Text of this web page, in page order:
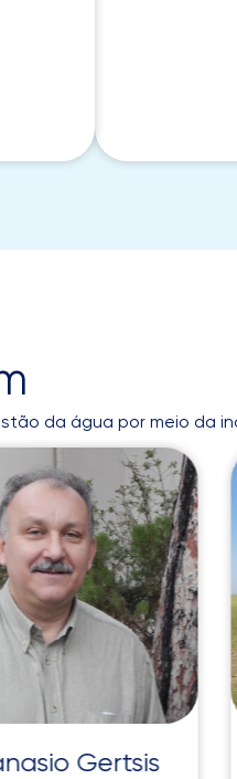
da água por meio da
Gertsis